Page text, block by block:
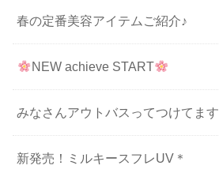
春の定番美容アイテムご紹介♪
NEW achieve START
みなさんアウトバスってつけてま
新発売！ミルキースフレUV＊